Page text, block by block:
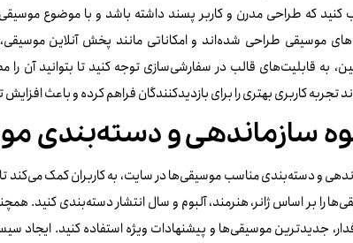
کنید که طراحی مدرن و کاربر پسند داشته باشد و با موضوع
موسیقی طراحی شده‌اند و امکاناتی مانند پخش آنلاین
به قابلیت‌های قالب در سفارشی‌سازی توجه کنید تا بتوانید آن
تجربه کاربری بهتری را برای بازدیدکنندگان فراهم کرده و باعث
سازماندهی و دسته‌بندی
و دسته‌بندی مناسب موسیقی‌ها در سایت، به کاربران کمک می‌کند
را بر اساس ژانر، هنرمند، آلبوم و سال انتشار دسته‌بندی کنید.
جدیدترین موسیقی‌ها و پیشنهادات ویژه استفاده کنید. ایجاد